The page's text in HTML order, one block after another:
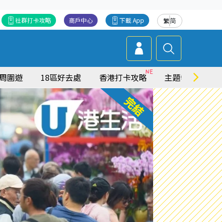
繁简
下載 App
商戶中心
社群打卡攻略
圍遊 18區好去處 香港打卡攻略 主題特集